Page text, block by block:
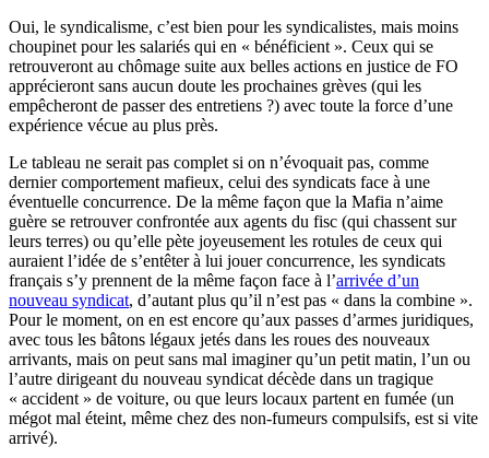
Oui, le syndicalisme, c’est bien pour les syndicalistes, mais moins
choupinet pour les salariés qui en « bénéficient ». Ceux qui se
retrouveront au chômage suite aux belles actions en justice de FO
apprécieront sans aucun doute les prochaines grèves (qui les
empêcheront de passer des entretiens ?) avec toute la force d’une
expérience vécue au plus près.
Le tableau ne serait pas complet si on n’évoquait pas, comme
dernier comportement mafieux, celui des syndicats face à une
éventuelle concurrence. De la même façon que la Mafia n’aime
guère se retrouver confrontée aux agents du fisc (qui chassent sur
leurs terres) ou qu’elle pète joyeusement les rotules de ceux qui
auraient l’idée de s’entêter à lui jouer concurrence, les syndicats
français s’y prennent de la même façon face à l’arrivée d’un
nouveau syndicat, d’autant plus qu’il n’est pas « dans la combine ».
Pour le moment, on en est encore qu’aux passes d’armes juridiques,
avec tous les bâtons légaux jetés dans les roues des nouveaux
arrivants, mais on peut sans mal imaginer qu’un petit matin, l’un ou
l’autre dirigeant du nouveau syndicat décède dans un tragique
« accident » de voiture, ou que leurs locaux partent en fumée (un
mégot mal éteint, même chez des non-fumeurs compulsifs, est si vite
arrivé).